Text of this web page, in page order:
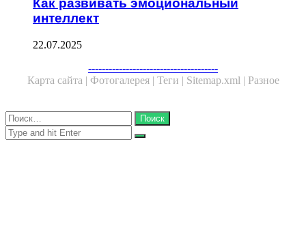
Как развивать эмоциональный
интеллект
22.07.2025
--------------------------------------
Карта сайта | Фотогалерея | Теги | Sitemap.xml | Разное
Close
Найти:
Close
Search